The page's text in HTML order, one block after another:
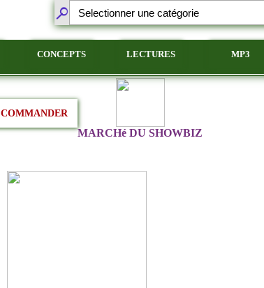
CONCEPTS LECTURES MP3
MARCHé DU SHOWBIZ
COMMANDER